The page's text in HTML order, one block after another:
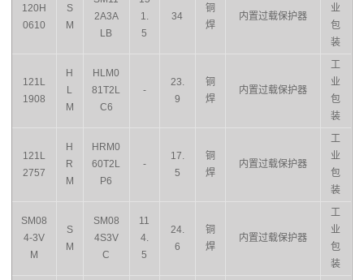
120H
0610
S
M
2A3A
LB
1.
5
34
铜
焊
内置过载保护器
业
包
装
121L
1908
H
L
M
HLM0
81T2L
C6
-
23.
9
铜
焊
内置过载保护器
工
业
包
装
121L
2757
H
R
M
HRM0
60T2L
P6
-
17.
5
铜
焊
内置过载保护器
工
业
包
装
SM08
4-3V
M
S
M
SM08
4S3V
C
11
4.
5
24.
6
铜
焊
内置过载保护器
工
业
包
装